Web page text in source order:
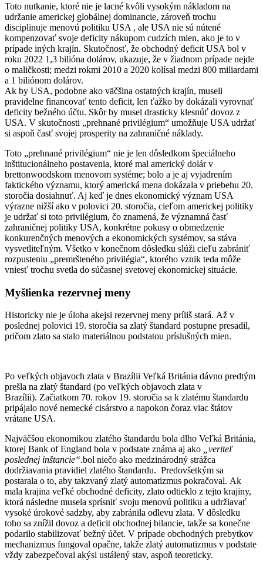
Toto nutkanie, ktoré nie je lacné kvôli vysokým nákladom na
udržanie americkej globálnej dominancie, zároveň trochu
disciplinuje menovú politiku USA , ale USA nie sú nútené
kompenzovať svoje deficity nákupom cudzích mien, ako je to v
prípade iných krajín. Skutočnosť, že obchodný deficit USA bol v
roku 2022 1,3 bilióna dolárov, ukazuje, že v žiadnom prípade nejde
o maličkosti; medzi rokmi 2010 a 2020 kolísal medzi 800 miliardami
a 1 biliónom dolárov.
Ak by USA, podobne ako väčšina ostatných krajín, museli
pravidelne financovať tento deficit, len ťažko by dokázali vyrovnať
deficity bežného účtu. Skôr by musel drasticky klesnúť dovoz z
USA. V skutočnosti „prehnané privilégium“ umožňuje USA udržať
si aspoň časť svojej prosperity na zahraničné náklady.
Toto „prehnané privilégium“ nie je len dôsledkom špeciálneho
inštitucionálneho postavenia, ktoré mal americký dolár v
brettonwoodskom menovom systéme; bolo a je aj vyjadrením
faktického významu, ktorý americká mena dokázala v priebehu 20.
storočia dosiahnuť. Aj keď je dnes ekonomický význam USA
výrazne nižší ako v polovici 20. storočia, cieľom americkej politiky
je udržať si toto privilégium, čo znamená, že významná časť
zahraničnej politiky USA, konkrétne pokusy o obmedzenie
konkurenčných menových a ekonomických systémov, sa stáva
vysvetliteľným. Všetko v konečnom dôsledku slúži cieľu zabrániť
rozpusteniu „premršteného privilégia“, ktorého vznik teda môže
vniesť trochu svetla do súčasnej svetovej ekonomickej situácie.
Myšlienka rezervnej meny
Historicky nie je úloha akejsi rezervnej meny príliš stará. Až v
poslednej polovici 19. storočia sa zlatý štandard postupne presadil,
pričom zlato sa stalo materiálnou podstatou príslušných mien.
Po veľkých objavoch zlata v Brazílii Veľká Británia dávno predtým
prešla na zlatý štandard (po veľkých objavoch zlata v
Brazílii). Začiatkom 70. rokov 19. storočia sa k zlatému štandardu
pripájalo nové nemecké cisárstvo a napokon čoraz viac štátov
vrátane USA.
Najväčšou ekonomikou zlatého štandardu bola dlho Veľká Británia,
ktorej Bank of England bola v podstate známa aj ako
„veriteľ
poslednej inštancie“.bol niečo ako medzinárodný strážca
dodržiavania pravidiel zlatého štandardu. Predovšetkým sa
postarala o to, aby takzvaný zlatý automatizmus pokračoval. Ak
mala krajina veľké obchodné deficity, zlato odtieklo z tejto krajiny,
ktorá následne musela sprísniť svoju menovú politiku a udržiavať
vysoké úrokové sadzby, aby zabránila odlevu zlata. V dôsledku
toho sa znížil dovoz a deficit obchodnej bilancie, takže sa konečne
podarilo stabilizovať bežný účet. V prípade obchodných prebytkov
mechanizmus fungoval opačne, takže zlatý automatizmus v podstate
vždy zabezpečoval akýsi ustálený stav, aspoň teoreticky.